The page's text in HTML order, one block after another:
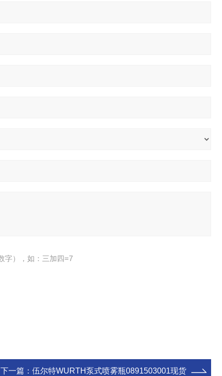
字），如：三加四=7
下一篇： 伍尔特WURTH泵式喷雾瓶0891503001现货